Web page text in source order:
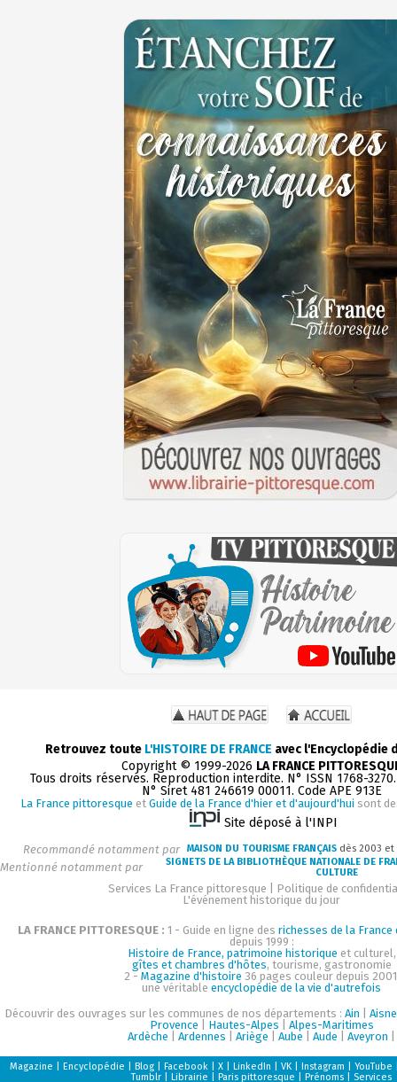
Retrouvez toute L'HISTOIRE DE FRANCE avec l'Encyclopédie
Copyright © 1999-2026 LA FRANCE
Tous droits réservés. Reproduction interdite. N° ISSN 1768-
N° Siret 481 246619 00011. Code APE 913E
La France pittoresque et Guide de la France d'hier et d'aujourd'hui sont
Site déposé à l'INPI
Recommandé notamment par MAISON DU TOURISME FRANÇAIS dès 2003 et
Mentionné notamment par
SIGNETS DE LA BIBLIOTHÈQUE NATIONALE DE
CULTURE
Services La France pittoresque
Politique de
L'événement historique du jour
LA FRANCE PITTORESQUE : 1 - Guide en ligne des richesses de la
depuis 1999 :
Histoire de France, patrimoine historique et culturel,
gîtes et chambres d'hôtes, tourisme, gastronomie
2 - Magazine d'histoire 36 pages couleur depuis
une véritable encyclopédie de la vie d'autrefois
Découvrir des ouvrages sur les communes de nos départements : Ain
Aisne
Provence
Hautes-Alpes
Alpes-Maritimes
Ardèche
Ardennes Ariège Aube Aude Aveyron
Magazine Encyclopédie Blog Facebook X LinkedIn VK Instagram YouTube
Tumblr
Librairie Paris pittoresque Prénoms Services